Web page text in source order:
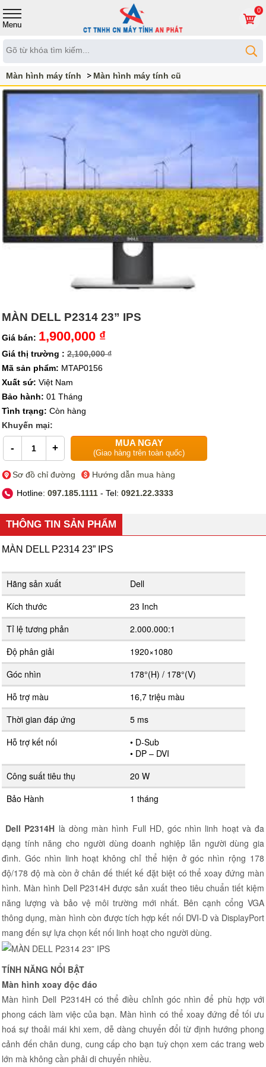
0
Màn hình máy tính Màn hình máy tính cũ
MÀN DELL P2314 23” IPS
Giá bán: 1,900,000 ₫
Giá thị trường : 2,100,000 ₫
Mã sản phẩm: MTAP0156
Xuất sứ: Việt Nam
Bảo hành: 01 Tháng
Tình trạng: Còn hàng
Khuyến mại:
- + MUA NGAY
(Giao hàng trên toàn quốc)
Sơ đồ chỉ đường
Hướng dẫn mua hàng
Hotline: 097.185.1111 - Tel: 0921.22.3333
THÔNG TIN SẢN PHẨM
MÀN DELL P2314 23” IPS
Hãng sản xuất
Dell
Kích thước
23 Inch
Tỉ lệ tương phản
2.000.000:1
Độ phân giải
1920×1080
Góc nhìn
178°(H) / 178°(V)
Hỗ trợ màu
16,7 triệu màu
Thời gian đáp ứng
5 ms
Hỗ trợ kết nối
• D-Sub
• DP – DVI
Công suất tiêu thụ
20 W
Bảo Hành
1 tháng
Dell P2314H là dòng màn hình Full HD, góc nhìn linh hoạt và đa
dạng tính năng cho người dùng doanh nghiệp lẫn người dùng gia
đình. Góc nhìn linh hoạt không chỉ thể hiện ở góc nhìn rộng 178
độ/178 độ mà còn ở chân đế thiết kế đặt biệt có thể xoay đứng màn
hình. Màn hình Dell P2314H được sản xuất theo tiêu chuẩn tiết kiệm
năng lượng và bảo vệ môi trường mới nhất. Bên cạnh cổng VGA
thông dụng, màn hình còn được tích hợp kết nối DVI-D và DisplayPort
mang đến sự lựa chọn kết nối linh hoạt cho người dùng.
TÍNH NĂNG NỔI BẬT
Màn hình xoay độc đáo
Màn hình Dell P2314H có thể điều chỉnh góc nhìn để phù hợp với
phong cách làm việc của bạn. Màn hình có thể xoay đứng để tối ưu
hoá sự thoải mái khi xem, dễ dàng chuyển đổi từ định hướng phong
cảnh đến chân dung, cung cấp cho bạn tuỳ chọn xem các trang web
lớn mà không cần phải di chuyển nhiều.